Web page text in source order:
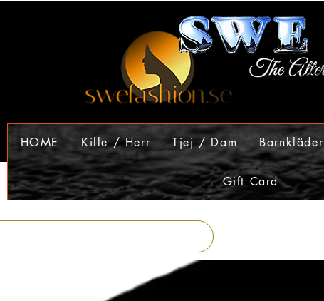
HOME Kille / Herr Tjej / Dam Barnkläder
Gift Card